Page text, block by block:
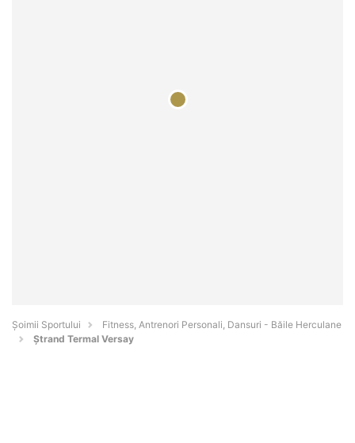
Șoimii Sportului
Fitness, Antrenori Personali, Dansuri - Băile Herculane
Ștrand Termal Versay